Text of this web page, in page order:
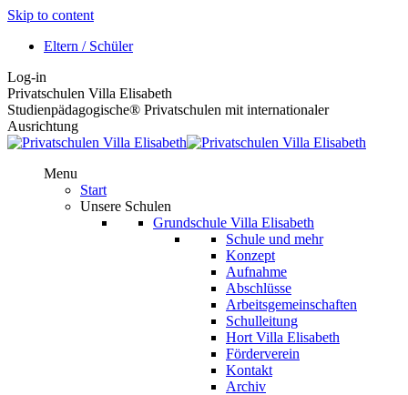
Skip to content
Eltern / Schüler
Log-in
Privatschulen Villa Elisabeth
Studienpädagogische® Privatschulen mit internationaler
Ausrichtung
Menu
Start
Unsere Schulen
Grundschule Villa Elisabeth
Schule und mehr
Konzept
Aufnahme
Abschlüsse
Arbeitsgemeinschaften
Schulleitung
Hort Villa Elisabeth
Förderverein
Kontakt
Archiv